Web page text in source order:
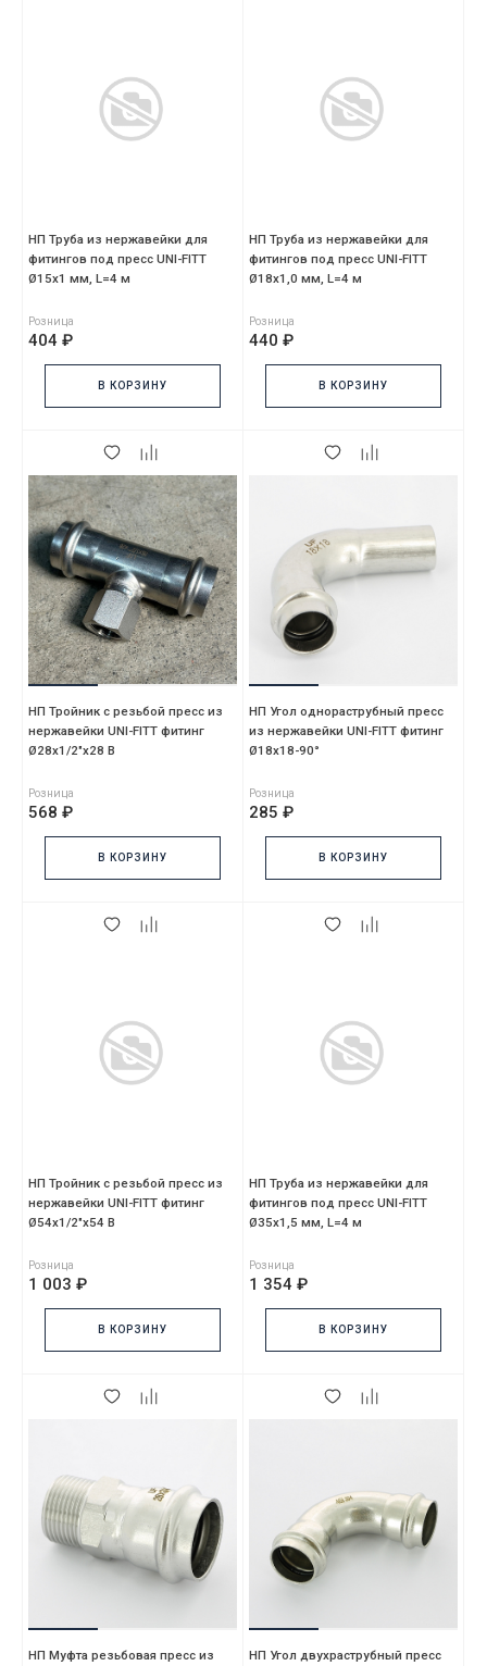
НП Труба из нержавейки для
фитингов под пресс UNI-FITT
Ø15х1 мм, L=4 м
Розница
404 ₽
В КОРЗИНУ
НП Труба из нержавейки для
фитингов под пресс UNI-FITT
Ø18х1,0 мм, L=4 м
Розница
440 ₽
В КОРЗИНУ
НП Тройник с резьбой пресс из
нержавейки UNI-FITT фитинг
Ø28х1/2"х28 В
Розница
568 ₽
В КОРЗИНУ
НП Угол однораструбный пресс
из нержавейки UNI-FITT фитинг
Ø18х18-90°
Розница
285 ₽
В КОРЗИНУ
НП Тройник с резьбой пресс из
нержавейки UNI-FITT фитинг
Ø54х1/2"х54 В
Розница
1 003 ₽
В КОРЗИНУ
НП Труба из нержавейки для
фитингов под пресс UNI-FITT
Ø35х1,5 мм, L=4 м
Розница
1 354 ₽
В КОРЗИНУ
НП Муфта резьбовая пресс из
НП Угол двухраструбный пресс